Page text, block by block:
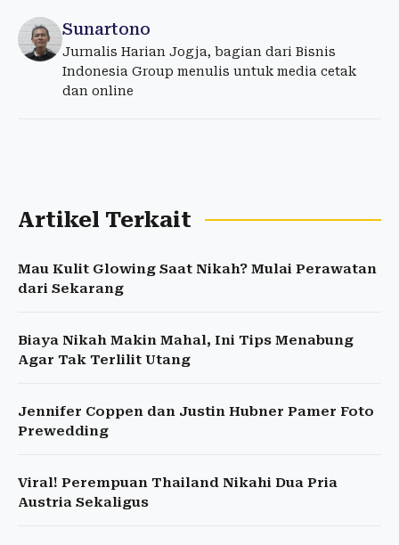
Sunartono
Jurnalis Harian Jogja, bagian dari Bisnis
Indonesia Group menulis untuk media cetak
dan online
Artikel Terkait
Mau Kulit Glowing Saat Nikah? Mulai Perawatan
dari Sekarang
Biaya Nikah Makin Mahal, Ini Tips Menabung
Agar Tak Terlilit Utang
Jennifer Coppen dan Justin Hubner Pamer Foto
Prewedding
Viral! Perempuan Thailand Nikahi Dua Pria
Austria Sekaligus